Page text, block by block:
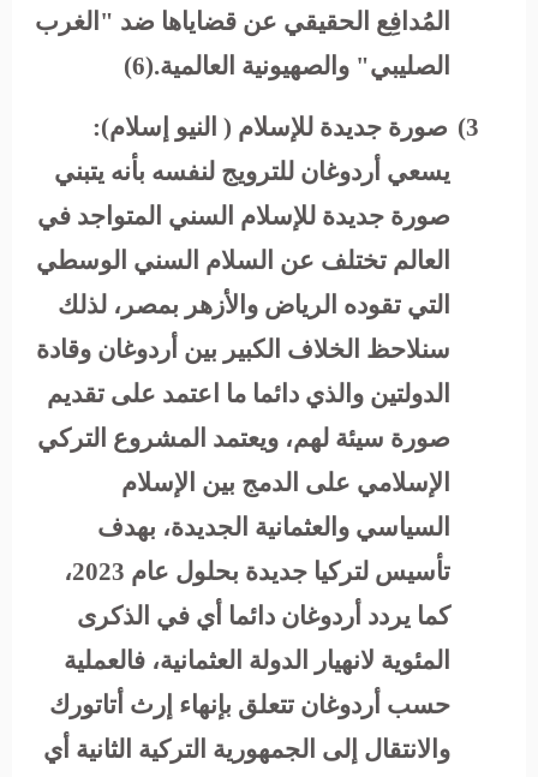
المُدافِع الحقيقي عن قضاياها ضد "الغرب
الصليبي" والصهيونية العالمية.(6)
3)
صورة جديدة للإسلام ( النيو إسلام):
يسعي أردوغان للترويج لنفسه بأنه يتبني
صورة جديدة للإسلام السني المتواجد في
العالم تختلف عن السلام السني الوسطي
التي تقوده الرياض والأزهر بمصر، لذلك
سنلاحظ الخلاف الكبير بين أردوغان وقادة
الدولتين والذي دائما ما اعتمد على تقديم
صورة سيئة لهم، ويعتمد المشروع التركي
الإسلامي على الدمج بين الإسلام
السياسي والعثمانية الجديدة، بهدف
تأسيس لتركيا جديدة بحلول عام 2023،
كما يردد أردوغان دائما أي في الذكرى
المئوية لانهيار الدولة العثمانية، فالعملية
حسب أردوغان تتعلق بإنهاء إرث أتاتورك
والانتقال إلى الجمهورية التركية الثانية أي